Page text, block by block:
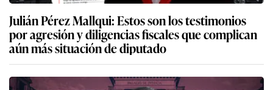
Julián Pérez Mallqui: Estos son los testimonios
por agresión y diligencias fiscales que complican
aún más situación de diputado